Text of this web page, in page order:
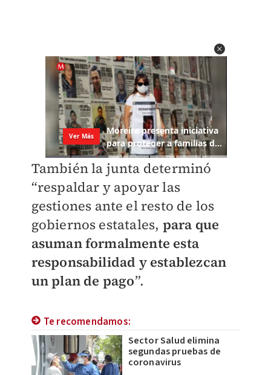
También la junta determinó
“respaldar y apoyar las
gestiones ante el resto de los
gobiernos estatales, para que
asuman formalmente esta
responsabilidad y establezcan
un plan de pago”.
Te recomendamos:
Sector Salud elimina
segundas pruebas de
coronavirus